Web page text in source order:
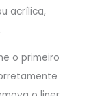
acrílica,
o primeiro